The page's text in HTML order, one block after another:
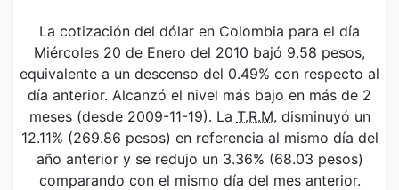
La cotización del dólar en Colombia para el día
Miércoles 20 de Enero del 2010 bajó 9.58 pesos,
equivalente a un descenso del 0.49% con respecto al
día anterior. Alcanzó el nivel más bajo en más de 2
meses (desde 2009-11-19). La T.R.M. disminuyó un
12.11% (269.86 pesos) en referencia al mismo día del
año anterior y se redujo un 3.36% (68.03 pesos)
comparando con el mismo día del mes anterior.